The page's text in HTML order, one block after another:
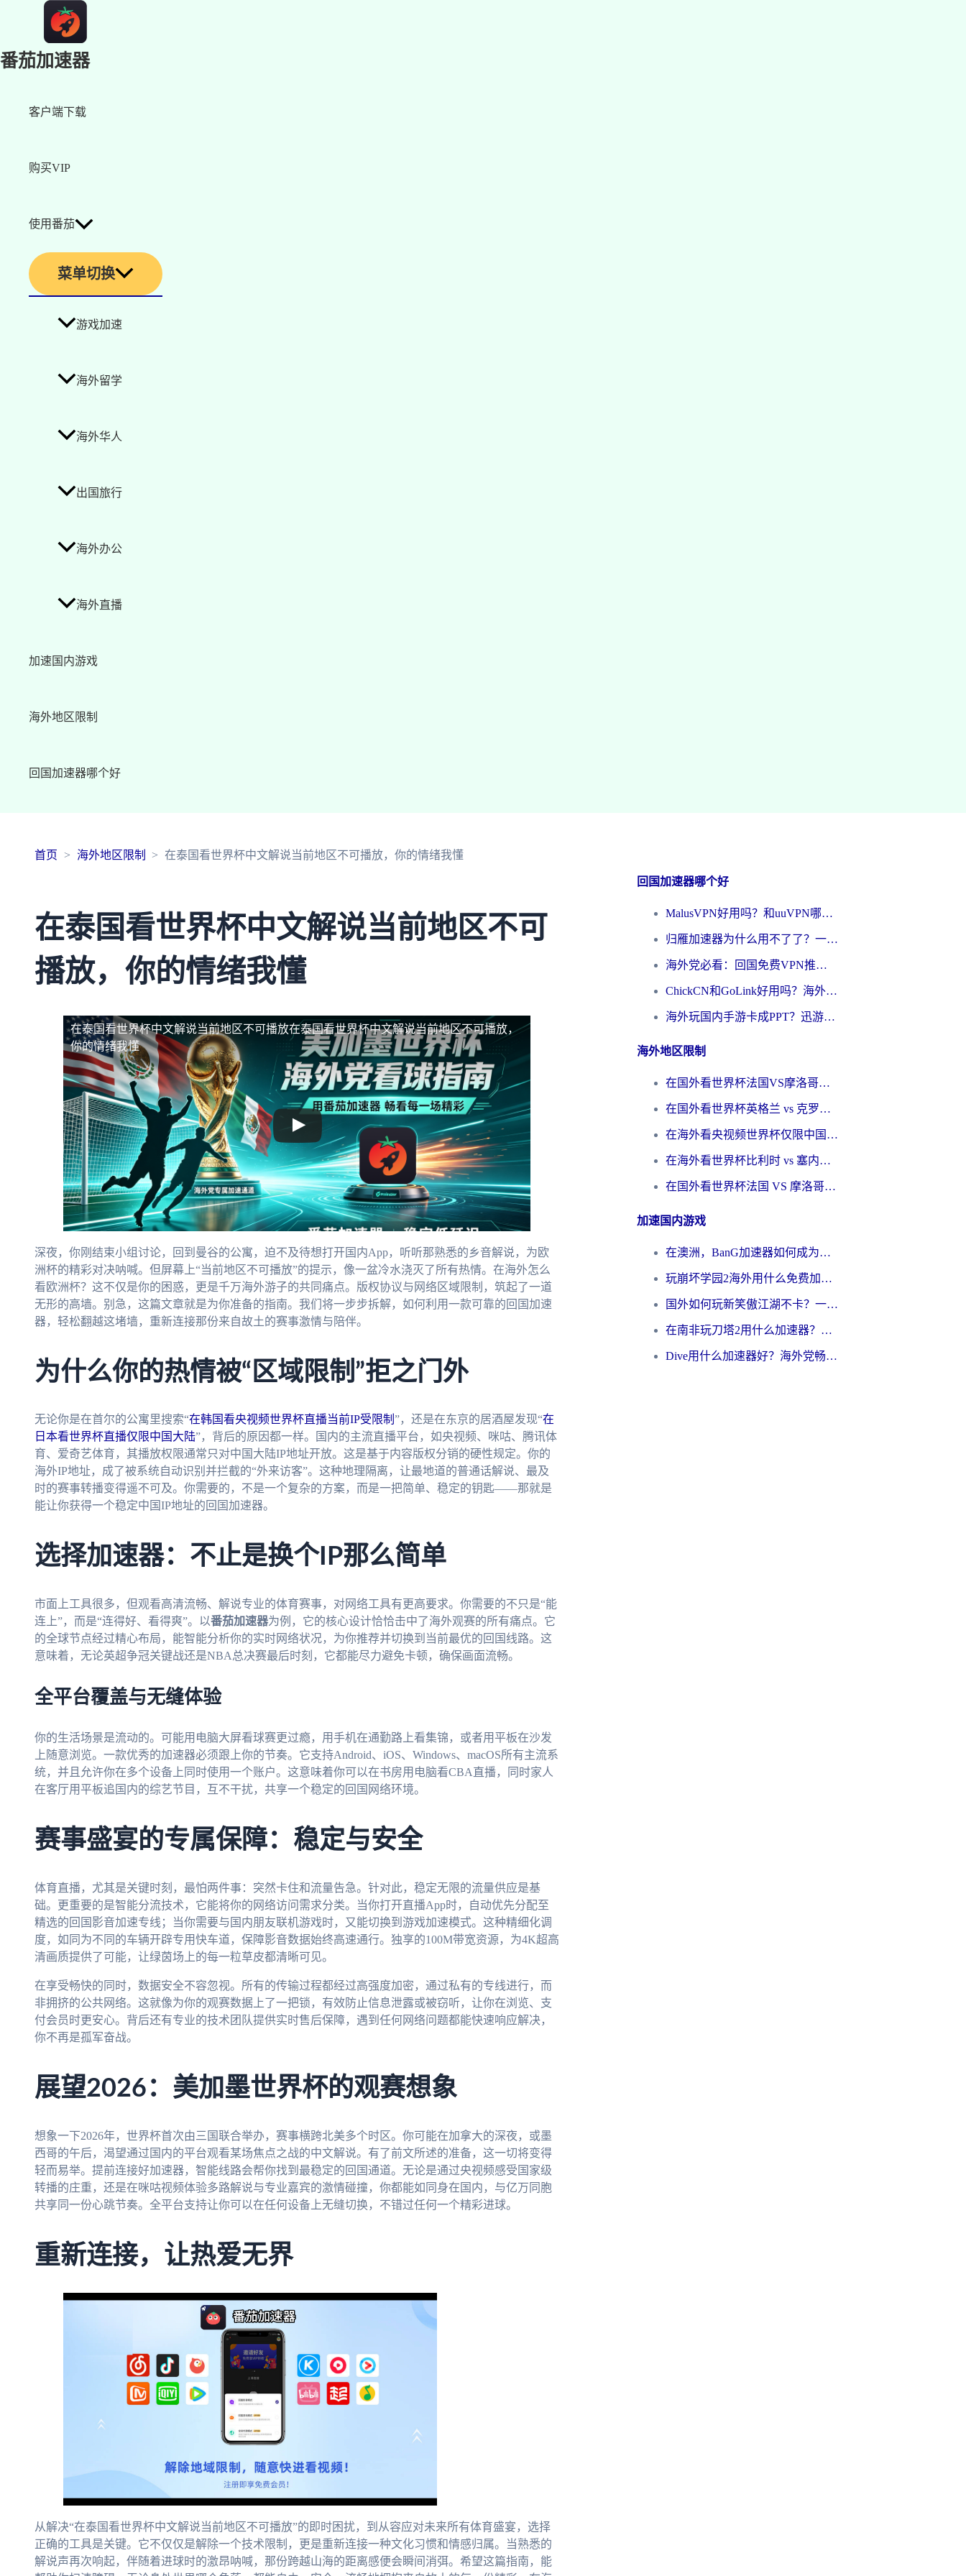
番茄加速器
客户端下载
购买VIP
使用番茄
菜单切换
游戏加速
海外留学
海外华人
出国旅行
海外办公
海外直播
加速国内游戏
海外地区限制
回国加速器哪个好
首页 海外地区限制 在泰国看世界杯中文解说当前地区不可播放，你的情绪我懂
在泰国看世界杯中文解说当前地区不可
播放，你的情绪我懂
在泰国看世界杯中文解说当前地区不可播放在泰国看世界杯中文解说当前地区不可播放，
你的情绪我懂
深夜，你刚结束小组讨论，回到曼谷的公寓，迫不及待想打开国内App，听听那熟悉的乡音解说，为欧
洲杯的精彩对决呐喊。但屏幕上“当前地区不可播放”的提示，像一盆冷水浇灭了所有热情。在海外怎么
看欧洲杯？这不仅是你的困惑，更是千万海外游子的共同痛点。版权协议与网络区域限制，筑起了一道
无形的高墙。别急，这篇文章就是为你准备的指南。我们将一步步拆解，如何利用一款可靠的回国加速
器，轻松翻越这堵墙，重新连接那份来自故土的赛事激情与陪伴。
为什么你的热情被“区域限制”拒之门外
无论你是在首尔的公寓里搜索“在韩国看央视频世界杯直播当前IP受限制 ”，还是在东京的居酒屋发现“在
日本看世界杯直播仅限中国大陆”，背后的原因都一样。国内的主流直播平台，如央视频、咪咕、腾讯体
育、爱奇艺体育，其播放权限通常只对中国大陆IP地址开放。这是基于内容版权分销的硬性规定。你的
海外IP地址，成了被系统自动识别并拦截的“外来访客”。这种地理隔离，让最地道的普通话解说、最及
时的赛事转播变得遥不可及。你需要的，不是一个复杂的方案，而是一把简单、稳定的钥匙——那就是
能让你获得一个稳定中国IP地址的回国加速器。
选择加速器：不止是换个IP那么简单
市面上工具很多，但观看高清流畅、解说专业的体育赛事，对网络工具有更高要求。你需要的不只是“能
连上”，而是“连得好、看得爽”。以番茄加速器为例，它的核心设计恰恰击中了海外观赛的所有痛点。它
的全球节点经过精心布局，能智能分析你的实时网络状况，为你推荐并切换到当前最优的回国线路。这
意味着，无论英超争冠关键战还是NBA总决赛最后时刻，它都能尽力避免卡顿，确保画面流畅。
全平台覆盖与无缝体验
你的生活场景是流动的。可能用电脑大屏看球赛更过瘾，用手机在通勤路上看集锦，或者用平板在沙发
上随意浏览。一款优秀的加速器必须跟上你的节奏。它支持Android、iOS、Windows、macOS所有主流系
统，并且允许你在多个设备上同时使用一个账户。这意味着你可以在书房用电脑看CBA直播，同时家人
在客厅用平板追国内的综艺节目，互不干扰，共享一个稳定的回国网络环境。
赛事盛宴的专属保障：稳定与安全
体育直播，尤其是关键时刻，最怕两件事：突然卡住和流量告急。针对此，稳定无限的流量供应是基
础。更重要的是智能分流技术，它能将你的网络访问需求分类。当你打开直播App时，自动优先分配至
精选的回国影音加速专线；当你需要与国内朋友联机游戏时，又能切换到游戏加速模式。这种精细化调
度，如同为不同的车辆开辟专用快车道，保障影音数据始终高速通行。独享的100M带宽资源，为4K超高
清画质提供了可能，让绿茵场上的每一粒草皮都清晰可见。
在享受畅快的同时，数据安全不容忽视。所有的传输过程都经过高强度加密，通过私有的专线进行，而
非拥挤的公共网络。这就像为你的观赛数据上了一把锁，有效防止信息泄露或被窃听，让你在浏览、支
付会员时更安心。背后还有专业的技术团队提供实时售后保障，遇到任何网络问题都能快速响应解决，
你不再是孤军奋战。
展望2026：美加墨世界杯的观赛想象
想象一下2026年，世界杯首次由三国联合举办，赛事横跨北美多个时区。你可能在加拿大的深夜，或墨
西哥的午后，渴望通过国内的平台观看某场焦点之战的中文解说。有了前文所述的准备，这一切将变得
轻而易举。提前连接好加速器，智能线路会帮你找到最稳定的回国通道。无论是通过央视频感受国家级
转播的庄重，还是在咪咕视频体验多路解说与专业嘉宾的激情碰撞，你都能如同身在国内，与亿万同胞
共享同一份心跳节奏。全平台支持让你可以在任何设备上无缝切换，不错过任何一个精彩进球。
重新连接，让热爱无界
从解决“在泰国看世界杯中文解说当前地区不可播放”的即时困扰，到从容应对未来所有体育盛宴，选择
正确的工具是关键。它不仅仅是解除一个技术限制，更是重新连接一种文化习惯和情感归属。当熟悉的
解说声再次响起，伴随着进球时的激昂呐喊，那份跨越山海的距离感便会瞬间消弭。希望这篇指南，能
回国加速器哪个好
MalusVPN好用吗？和uuVPN哪个好？海外党无缝访问国内资源的真实对比与选择指南
归雁加速器为什么用不了了？一位海外游子的真实困惑与技术解答
海外党必看：回国免费VPN推荐？别踩坑！教你选对加速器无缝刷国内资源
ChickCN和GoLink好用吗？海外党如何选对回国加速器
海外玩国内手游卡成PPT？迅游和奇游手游哪个好？一篇讲透回国加速器怎么选
海外地区限制
在国外看世界杯法国VS摩洛哥地区限制？这篇指南让你流畅看中文解说无压力
在国外看世界杯英格兰 vs 克罗地亚当前地区不可播放？这篇指南帮你搞定所有海外观赛难题
在海外看央视频世界杯仅限中国大陆？这篇指南帮你解锁中文解说+无卡顿直播
在海外看世界杯比利时 vs 塞内加尔仅限中国大陆？我找到了最流畅的中文解说之路
在国外看世界杯法国 VS 摩洛哥仅限中国大陆？海外党这样看中文解说赛事不卡顿
加速国内游戏
在澳洲，BanG加速器如何成为你国服游戏的“时光机”？
玩崩坏学园2海外用什么免费加速器好？2026海外党亲测国服游戏加速指南
国外如何玩新笑傲江湖不卡？一份给海外游子的终极网络指南
在南非玩刀塔2用什么加速器？一份给海外游子的终极生存指南
Dive用什么加速器好？海外党畅玩国服游戏的终极避坑指南